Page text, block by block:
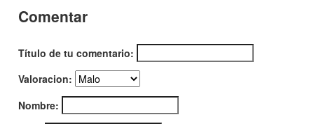
Comentar
Título de tu comentario:
Valoracion:
Nombre: